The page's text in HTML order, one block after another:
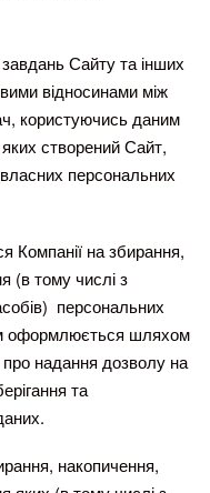
Сайту та інших
відносинами між
користуючись даним
створений Сайт,
персональних
на збирання,
(в тому числі з
персональних
оформлюється шляхом
надання дозволу на
та
накопичення,